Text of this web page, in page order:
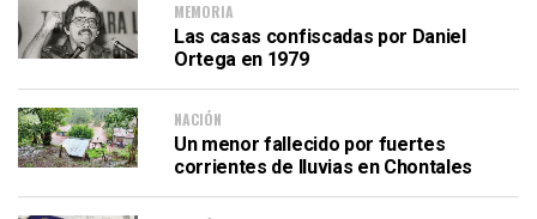
MEMORIA
Las casas confiscadas por Daniel
Ortega en 1979
NACIÓN
Un menor fallecido por fuertes
corrientes de lluvias en Chontales